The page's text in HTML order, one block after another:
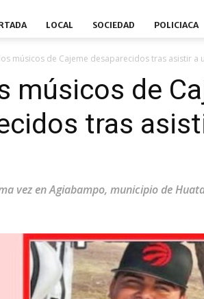
LOCAL SOCIEDAD POLICIACA
músicos de Cajeme desaparecidos tras asistir a
músicos de
tras
vez en Agiabampo, municipio de